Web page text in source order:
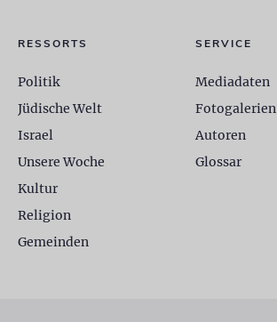
RESSORTS
Politik
Jüdische Welt
Israel
Unsere Woche
Kultur
Religion
Gemeinden
SERVICE
Mediadaten
Fotogalerien
Autoren
Glossar